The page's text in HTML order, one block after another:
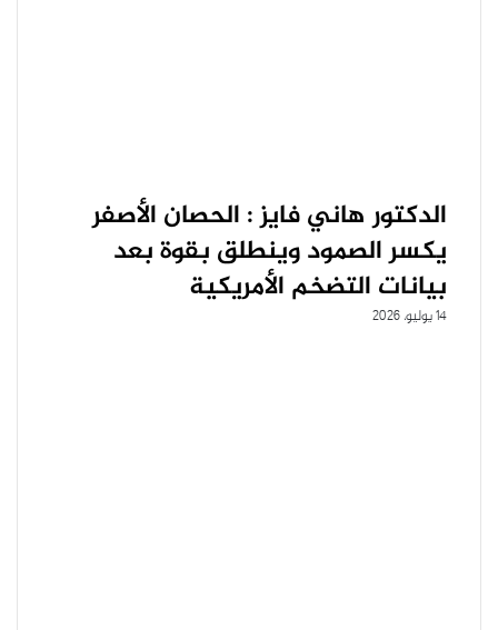
الدكتور هاني فايز : الحصان الأصفر
يكسر الصمود وينطلق بقوة بعد
بيانات التضخم الأمريكية
14 يوليو، 2026